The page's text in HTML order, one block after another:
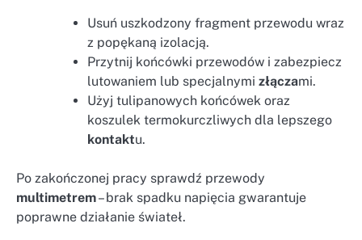
Usuń uszkodzony fragment przewodu wraz
z popękaną izolacją.
Przytnij końcówki przewodów i zabezpiecz
lutowaniem lub specjalnymi złączami.
Użyj tulipanowych końcówek oraz
koszulek termokurczliwych dla lepszego
kontaktu.
Po zakończonej pracy sprawdź przewody
multimetrem– brak spadku napięcia gwarantuje
poprawne działanie świateł.